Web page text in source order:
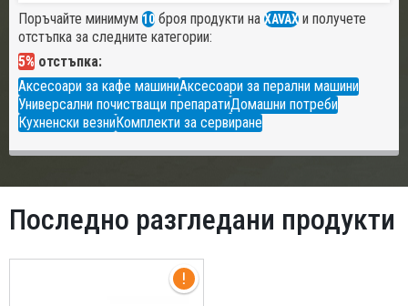
Поръчайте минимум 10 броя продукти на XAVAX и получете
отстъпка за следните категории:
5% отстъпка:
Аксесоари за кафе машиниАксесоари за перални машини
Универсални почистващи препаратиДомашни потреби
Кухненски везниКомплекти за сервиране
Последно разгледани продукти